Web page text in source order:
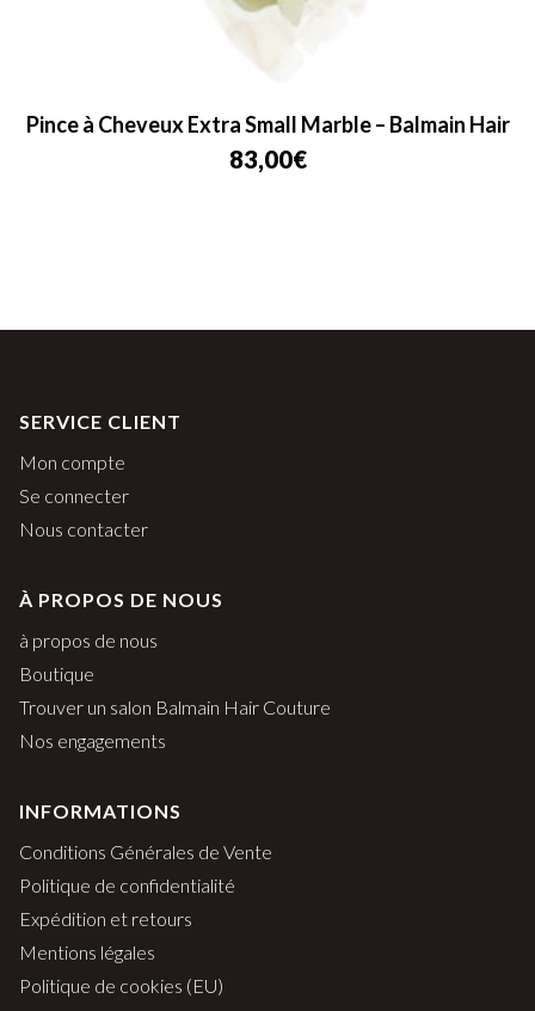
Pince à Cheveux Extra Small Marble – Balmain Hair
83,00€
SERVICE CLIENT
Mon compte
Se connecter
Nous contacter
À PROPOS DE NOUS
à propos de nous
Boutique
Trouver un salon Balmain Hair Couture
Nos engagements
INFORMATIONS
Conditions Générales de Vente
Politique de confidentialité
Expédition et retours
Mentions légales
Politique de cookies (EU)